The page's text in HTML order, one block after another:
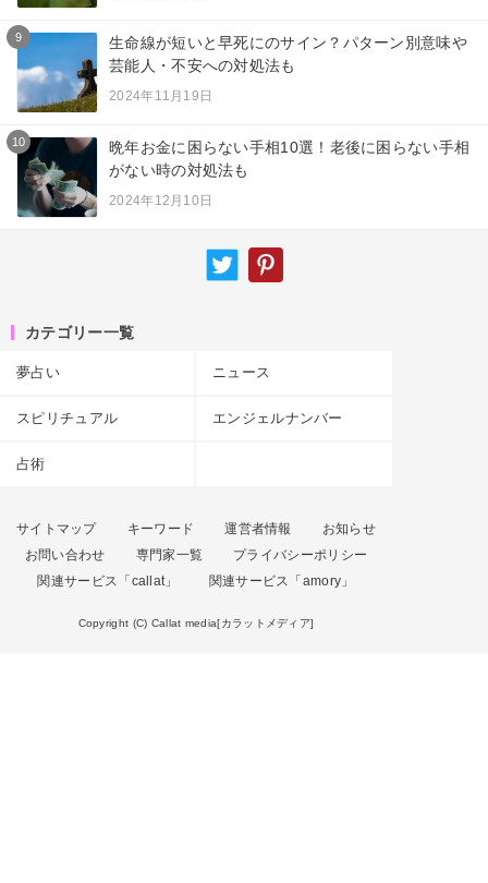
9
生命線が短いと早死にのサイン？パターン別意味や
芸能人・不安への対処法も
2024年11月19日
10
晩年お金に困らない手相10選！老後に困らない手相
がない時の対処法も
2024年12月10日
カテゴリー一覧
夢占い ニュース
スピリチュアル エンジェルナンバー
占術
サイトマップ キーワード 運営者情報
お知らせ
お問い合わせ
専門家一覧
プライバシーポリシー
関連サービス「callat」
関連サービス「amory」
Copyright (C) Callat media[カラットメディア]